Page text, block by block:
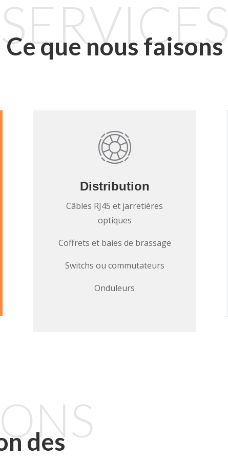
SERVICES
Ce que nous faisons
Distribution
Câbles RJ45 et jarretières
optiques
Coffrets et baies de brassage
Switchs ou commutateurs
Onduleurs
des